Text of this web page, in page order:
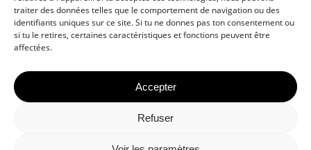
traiter des données telles que le comportement de navigation ou des
identifiants uniques sur ce site. Si tu ne donnes pas ton consentement ou
si tu le retires, certaines caractéristiques et fonctions peuvent être
affectées.
Accepter
Refuser
DOBAUSSEN a.s.b.l.
8, rue Pierre Claude